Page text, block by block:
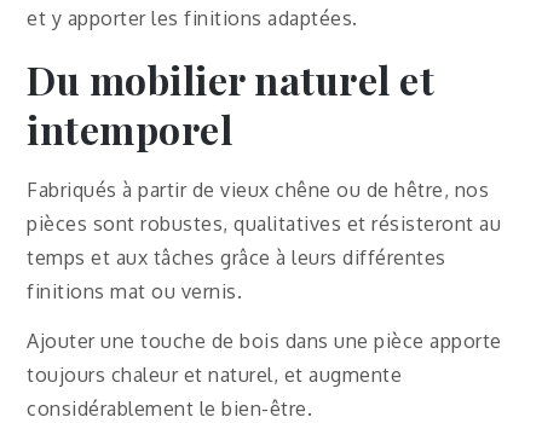
et y apporter les finitions adaptées.
Du mobilier naturel et
intemporel
Fabriqués à partir de vieux chêne ou de hêtre, nos
pièces sont robustes, qualitatives et résisteront au
temps et aux tâches grâce à leurs différentes
finitions mat ou vernis.
Ajouter une touche de bois dans une pièce apporte
toujours chaleur et naturel, et augmente
considérablement le bien-être.